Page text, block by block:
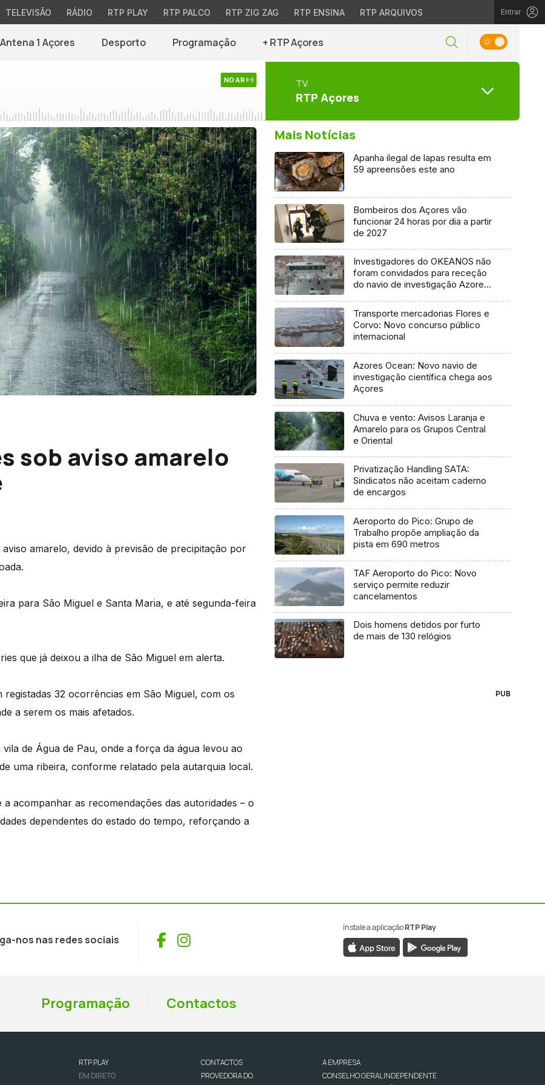
TELEVISÃO RÁDIO RTP PLAY RTP PALCO RTP ZIG ZAG RTP ENSINA RTP ARQUIVOS Entrar
1 Açores Desporto Programação + RTP Açores
NO AR TV
RTP Açores
sob aviso amarelo
amarelo, devido à previsão de precipitação por
para São Miguel e Santa Maria, e até segunda-feira
que já deixou a ilha de São Miguel em alerta.
32 ocorrências em São Miguel, com os
a serem os mais afetados.
de Água de Pau, onde a força da água levou ao
uma ribeira, conforme relatado pela autarquia local.
acompanhar as recomendações das autoridades – o
dependentes do estado do tempo, reforçando a
Mais Notícias
Apanha ilegal de lapas resulta em
59 apreensões este ano
Bombeiros dos Açores vão
funcionar 24 horas por dia a partir
de 2027
Investigadores do OKEANOS não
foram convidados para receção
do navio de investigação Azores
Transporte mercadorias Flores e
Corvo: Novo concurso público
internacional
Azores Ocean: Novo navio de
investigação científica chega aos
Açores
Chuva e vento: Avisos Laranja e
Amarelo para os Grupos Central
e Oriental
Privatização Handling SATA:
Sindicatos não aceitam caderno
de encargos
Aeroporto do Pico: Grupo de
Trabalho propõe ampliação da
pista em 690 metros
TAF Aeroporto do Pico: Novo
serviço permite reduzir
cancelamentos
Dois homens detidos por furto
de mais de 130 relógios
PUB
nos nas redes sociais Facebook
Instagram
Instale a aplicaçãoRTP Play
Programação Contactos
RTP PLAY
EM DIRETO
CONTACTOS
PROVEDORA DO
A EMPRESA
CONSELHO GERAL INDEPENDENTE